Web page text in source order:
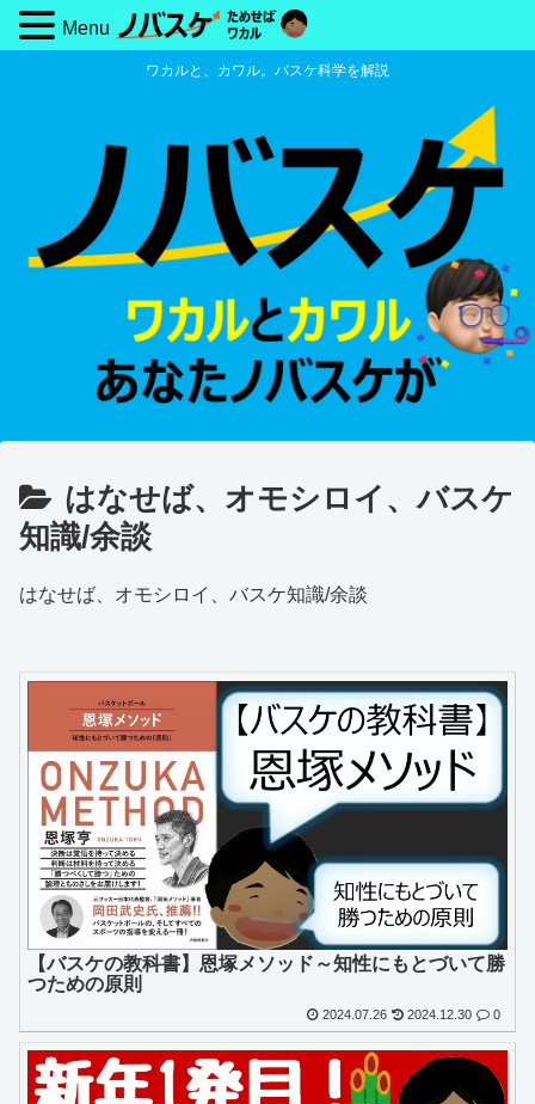
ワカルと、カワル。バスケ科学を解説
はなせば、オモシロイ、バスケ
知識/余談
はなせば、オモシロイ、バスケ知識/余談
【バスケの教科書】恩塚メソッド～知性にもとづいて勝
つための原則
2024.07.26 2024.12.30 0
Menu